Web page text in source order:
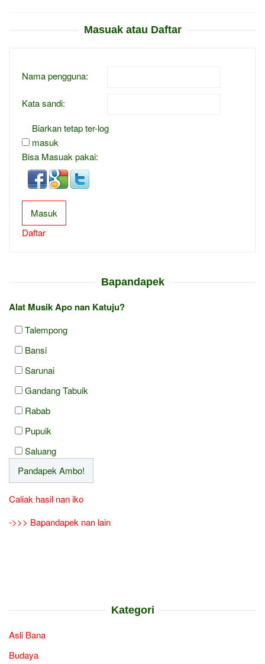
Masuak atau Daftar
Nama pengguna:
Kata sandi:
Biarkan tetap ter-log
masuk
Bisa Masuak pakai:
Masuk
Daftar
Bapandapek
Alat Musik Apo nan Katuju?
Talempong
Bansi
Sarunai
Gandang Tabuik
Rabab
Pupuik
Saluang
Caliak hasil nan iko
->>> Bapandapek nan lain
Kategori
Asli Bana
Budaya